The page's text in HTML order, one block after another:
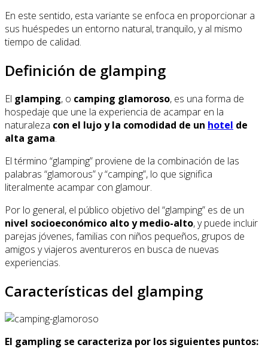
En este sentido, esta variante se enfoca en proporcionar a
sus huéspedes un entorno natural, tranquilo, y al mismo
tiempo de calidad.
Definición de glamping
El glamping, o camping glamoroso, es una forma de
hospedaje que une la experiencia de acampar en la
naturaleza con el lujo y la comodidad de un hotel de
alta gama.
El término “glamping” proviene de la combinación de las
palabras “glamorous” y “camping”, lo que significa
literalmente acampar con glamour.
Por lo general, el público objetivo del “glamping” es de un
nivel socioeconómico alto y medio-alto, y puede incluir
parejas jóvenes, familias con niños pequeños, grupos de
amigos y viajeros aventureros en busca de nuevas
experiencias.
Características del glamping
El gampling se caracteriza por los siguientes puntos: